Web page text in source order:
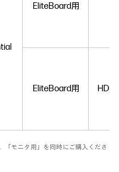
EliteBoard用
EliteBoard用 HD
モニタ用」を同時にご購入くださ